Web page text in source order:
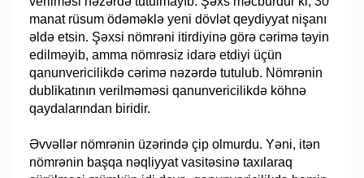
manat rüsum ödəməklə yeni dövlət qeydiyyat nişanı
əldə etsin. Şəxsi nömrəni itirdiyinə görə cərimə təyin
edilməyib, amma nömrəsiz idarə etdiyi üçün
qanunvericilikdə cərimə nəzərdə tutulub. Nömrənin
dublikatının verilməməsi qanunvericilikdə köhnə
qaydalarından biridir.
Əvvəllər nömrənin üzərində çip olmurdu. Yəni, itən
nömrənin başqa nəqliyyat vasitəsinə taxılaraq